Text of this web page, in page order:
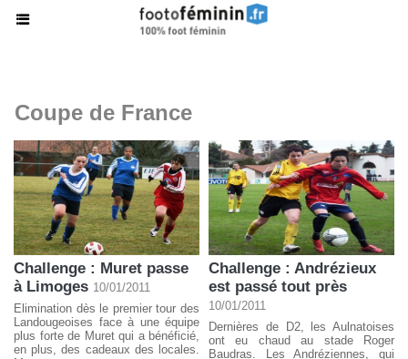
Coupe de France
Challenge : Muret passe
à Limoges 10/01/2011
Elimination dès le premier tour des
Landougeoises face à une équipe
plus forte de Muret qui a bénéficié,
en plus, des cadeaux des locales.
Challenge : Andrézieux
est passé tout près
10/01/2011
Dernières de D2, les Aulnatoises
ont eu chaud au stade Roger
Baudras. Les Andréziennes, qui